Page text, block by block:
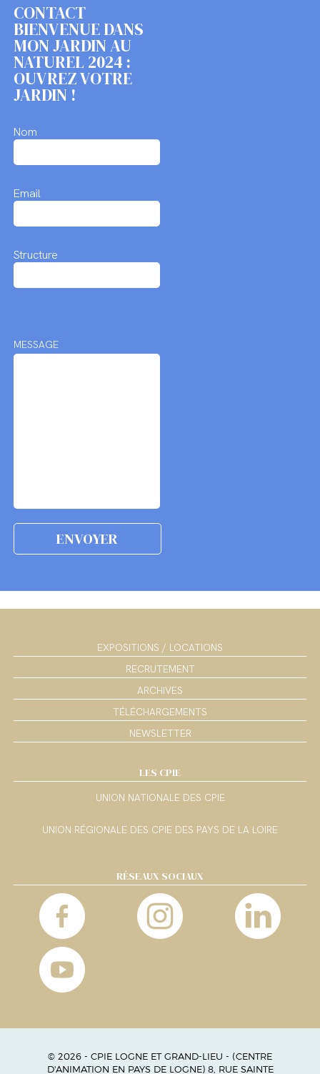
CONTACT
BIENVENUE DANS
MON JARDIN AU
NATUREL 2024 :
OUVREZ VOTRE
JARDIN !
Nom
Email
Structure
MESSAGE
EXPOSITIONS / LOCATIONS
RECRUTEMENT
ARCHIVES
TÉLÉCHARGEMENTS
NEWSLETTER
LES CPIE
UNION NATIONALE DES CPIE
UNION RÉGIONALE DES CPIE DES PAYS DE LA LOIRE
RÉSEAUX SOCIAUX
© 2026 - CPIE LOGNE ET GRAND-LIEU - (CENTRE
D'ANIMATION EN PAYS DE LOGNE) 8, RUE SAINTE